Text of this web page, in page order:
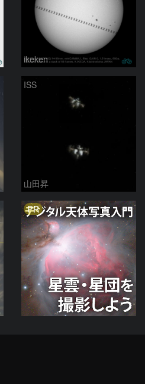
ikeken
ISS
山田昇
PR